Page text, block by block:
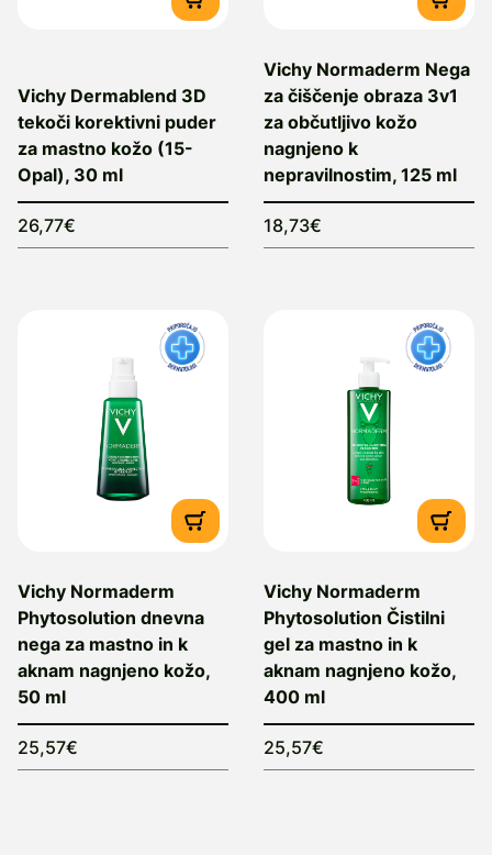
Vichy Dermablend 3D
tekoči korektivni puder
za mastno kožo (15-
Opal), 30 ml
26,77€
Vichy Normaderm Nega
za čiščenje obraza 3v1
za občutljivo kožo
nagnjeno k
nepravilnostim, 125 ml
18,73€
Vichy Normaderm
Phytosolution dnevna
nega za mastno in k
aknam nagnjeno kožo,
50 ml
25,57€
Vichy Normaderm
Phytosolution Čistilni
gel za mastno in k
aknam nagnjeno kožo,
400 ml
25,57€